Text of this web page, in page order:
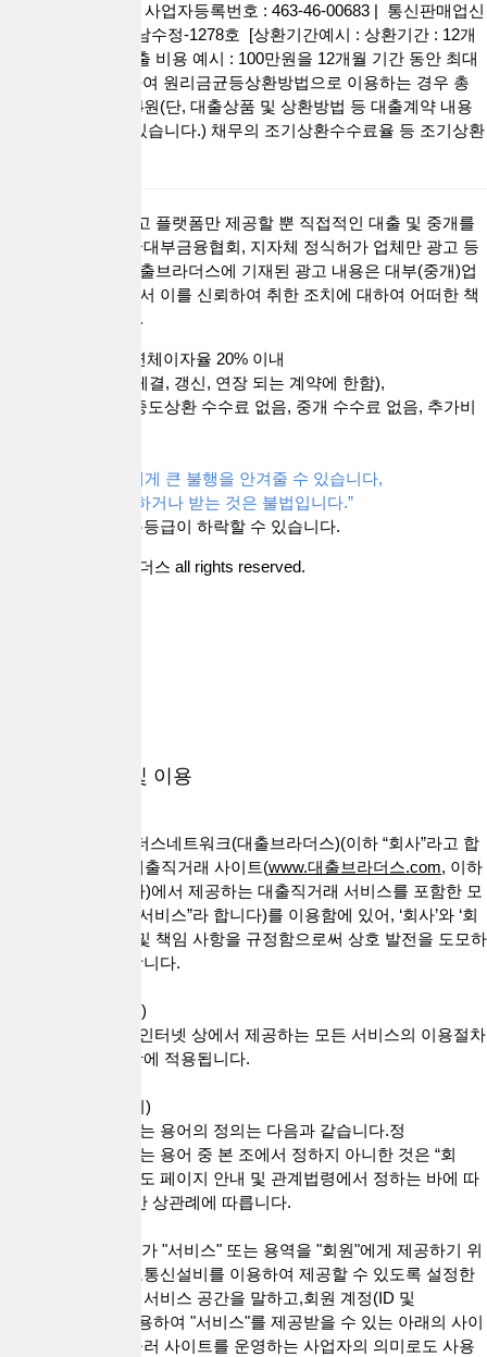
대표이사 : 권현수 | 사업자등록번호 : 463-46-00683 | 통신판매업신
고번호 : 제2022-성남수정-1278호 [상환기간예시 : 상환기간 : 12개
월 ~ 60개월 / 총 대출 비용 예시 : 100만원을 12개월 기간 동안 최대
금리 연 20% 적용하여 원리금균등상환방법으로 이용하는 경우 총
상환 금액 1,111,614원(단, 대출상품 및 상환방법 등 대출계약 내용
에 따라 달라질 수 있습니다.) 채무의 조기상환수수료율 등 조기상환
대출브라더스는 광고 플랫폼만 제공할 뿐 직접적인 대출 및 중개를
하지 않습니다. 한국대부금융협회, 지자체 정식허가 업체만 광고 등
록이가능합니다. 대출브라더스에 기재된 광고 내용은 대부(중개)업
체가 공하는 정보로서 이를 신뢰하여 취한 조치에 대하여 어떠한 책
임을 지지 않습니다.
금리 연20% 이내, 연체이자율 20% 이내
(단, 2021. 7.7부터 체결, 갱신, 연장 되는 계약에 한함),
취급 수수로 없음, 중도상환 수수료 없음, 중개 수수료 없음, 추가비
“과도한 빚은 자신에게 큰 불행을 안겨줄 수 있습니다,
중개수수료를 요구하거나 받는 것은 불법입니다.”
대출 시 귀하의 신용등급이 하락할 수 있습니다.
Copyright 대출브라더스 all rights reserved.
개인정보 수집 및 이용
이 약관은 (주)브라더스네트워크(대출브라더스)(이하 “회사”라고 합
니다)가 운영하는 대출직거래 사이트(www.대출브라더스.com, 이하
“사이트”라고 합니다)에서 제공하는 대출직거래 서비스를 포함한 모
든 웹 서비스(이하 “서비스”라 합니다)를 이용함에 있어, ‘회사’와 ‘회
원’간의 권리, 의무 및 책임 사항을 규정함으로써 상호 발전을 도모하
는 것을 목적으로 합니다.
제 1 조(약관의 적용)
본 약관은 "회사"가 인터넷 상에서 제공하는 모든 서비스의 이용절차
및 기타 필요한 사항에 적용됩니다.
제 2 조 (용어의 정의)
본 약관에서 사용하는 용어의 정의는 다음과 같습니다.정
본 약관에서 사용하는 용어 중 본 조에서 정하지 아니한 것은 “회
사”의 “사이트”의 별도 페이지 안내 및 관계법령에서 정하는 바에 따
르며, 그 외에는 일반 상관례에 따릅니다.
1. "사이트"란 "회사"가 "서비스" 또는 용역을 "회원"에게 제공하기 위
하여 컴퓨터 등 정보통신설비를 이용하여 제공할 수 있도록 설정한
가상의 영업장 또는 서비스 공간을 말하고,회원 계정(ID 및
PASSWORD)을 이용하여 "서비스"를 제공받을 수 있는 아래의 사이
트를 말합니다. 아울러 사이트를 운영하는 사업자의 의미로도 사용